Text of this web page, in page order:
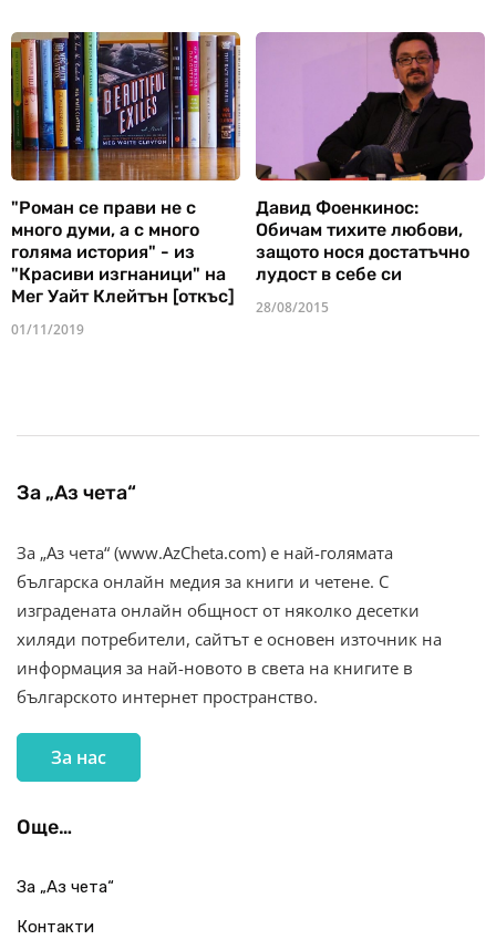
"Роман се прави не с
много думи, а с много
голяма история" - из
"Красиви изгнаници" на
Мег Уайт Клейтън [откъс]
01/11/2019
Давид Фоенкинос:
Обичам тихите любови,
защото нося достатъчно
лудост в себе си
28/08/2015
За „Аз чета“
За „Аз чета“ (www.AzCheta.com) е най-голямата
българска онлайн медия за книги и четене. С
изградената онлайн общност от няколко десетки
хиляди потребители, сайтът е основен източник на
информация за най-новото в света на книгите в
българското интернет пространство.
За нас
Още…
За „Аз чета“
Контакти